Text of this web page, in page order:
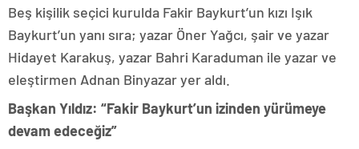
Beş kişilik seçici kurulda Fakir Baykurt’un kızı Işık
Baykurt’un yanı sıra; yazar Öner Yağcı, şair ve yazar
Hidayet Karakuş, yazar Bahri Karaduman ile yazar ve
eleştirmen Adnan Binyazar yer aldı.
Başkan Yıldız: “Fakir Baykurt’un izinden yürümeye
devam edeceğiz”